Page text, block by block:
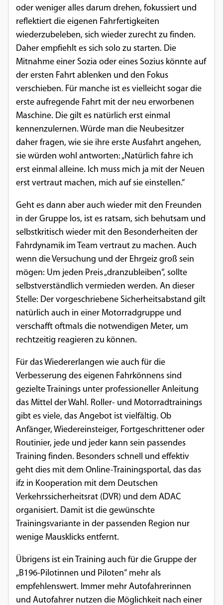
oder weniger alles darum drehen, fokussiert und
reflektiert die eigenen Fahrfertigkeiten
wiederzubeleben, sich wieder zurecht zu finden.
Daher empfiehlt es sich solo zu starten. Die
Mitnahme einer Sozia oder eines Sozius könnte auf
der ersten Fahrt ablenken und den Fokus
verschieben. Für manche ist es vielleicht sogar die
erste aufregende Fahrt mit der neu erworbenen
Maschine. Die gilt es natürlich erst einmal
kennenzulernen. Würde man die Neubesitzer
daher fragen, wie sie ihre erste Ausfahrt angehen,
sie würden wohl antworten: „Natürlich fahre ich
erst einmal alleine. Ich muss mich ja mit der Neuen
erst vertraut machen, mich auf sie einstellen.“
Geht es dann aber auch wieder mit den Freunden
in der Gruppe los, ist es ratsam, sich behutsam und
selbstkritisch wieder mit den Besonderheiten der
Fahrdynamik im Team vertraut zu machen. Auch
wenn die Versuchung und der Ehrgeiz groß sein
mögen: Um jeden Preis „dranzubleiben“, sollte
selbstverständlich vermieden werden. An dieser
Stelle: Der vorgeschriebene Sicherheitsabstand gilt
natürlich auch in einer Motorradgruppe und
verschafft oftmals die notwendigen Meter, um
rechtzeitig reagieren zu können.
Für das Wiedererlangen wie auch für die
Verbesserung des eigenen Fahrkönnens sind
gezielte Trainings unter professioneller Anleitung
das Mittel der Wahl. Roller- und Motorradtrainings
gibt es viele, das Angebot ist vielfältig. Ob
Anfänger, Wiedereinsteiger, Fortgeschrittener oder
Routinier, jede und jeder kann sein passendes
Training finden. Besonders schnell und effektiv
geht dies mit dem Online-Trainingsportal, das das
ifz in Kooperation mit dem Deutschen
Verkehrssicherheitsrat (DVR) und dem ADAC
organisiert. Damit ist die gewünschte
Trainingsvariante in der passenden Region nur
wenige Mausklicks entfernt.
Übrigens ist ein Training auch für die Gruppe der
„B196-Pilotinnen und Piloten“ mehr als
empfehlenswert. Immer mehr Autofahrerinnen
und Autofahrer nutzen die Möglichkeit nach einer